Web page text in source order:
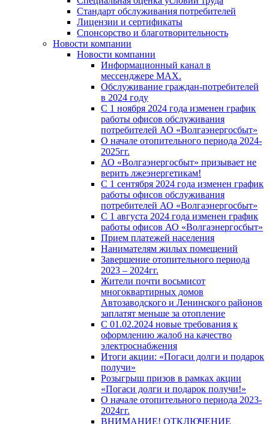
Стандарт обслуживания потребителей
Лицензии и сертификаты
Спонсорство и благотворительность
Новости компании
Новости компании
Информационный канал в
мессенджере MAX.
Обслуживание граждан-потребителей
в 2024 году
С 1 ноября 2024 года изменен график
работы офисов обслуживания
потребителей АО «Волгаэнергосбыт»
О начале отопительного периода 2024-
2025гг.
АО «Волгаэнергосбыт» призывает не
верить лжеэнергетикам!
С 1 сентября 2024 года изменен график
работы офисов обслуживания
потребителей АО «Волгаэнергосбыт»
С 1 августа 2024 года изменен график
работы офисов АО «Волгаэнергосбыт»
Прием платежей населения
Нанимателям жилых помещений
Завершение отопительного периода
2023 – 2024гг.
Жители почти восьмисот
многоквартирных домов
Автозаводского и Ленинского районов
заплатят меньше за отопление
С 01.02.2024 новые требования к
оформлению жалоб на качество
электроснабжения
Итоги акции: «Погаси долги и подарок
получи»
Розыгрыш призов в рамках акции
«Погаси долги и подарок получи!»
О начале отопительного периода 2023-
2024гг.
ВНИМАНИЕ! ОТКЛЮЧЕНИЕ